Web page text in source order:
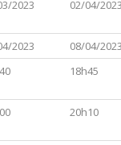
Hamoed
2023 02/04/2023
2023 08/04/2023
18h45
20h10